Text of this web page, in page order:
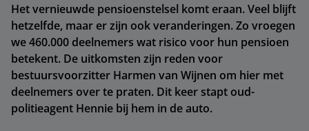
Het vernieuwde pensioenstelsel komt eraan. Veel blijft
hetzelfde, maar er zijn ook veranderingen. Zo vroegen
we 460.000 deelnemers wat risico voor hun pensioen
betekent. De uitkomsten zijn reden voor
bestuursvoorzitter Harmen van Wijnen om hier met
deelnemers over te praten. Dit keer stapt oud-
politieagent Hennie bij hem in de auto.